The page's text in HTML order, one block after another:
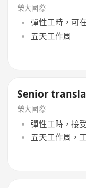
榮大國際
彈性工時，可
五天工作周
Senior
榮大國際
彈性工時，接
五天工作周，